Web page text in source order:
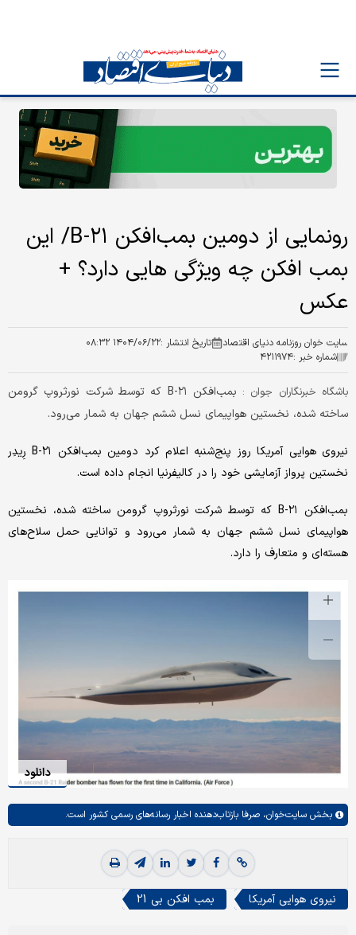
رونمایی از دومین بمب‌افکن B-۲۱/ این
بمب افکن چه ویژگی هایی دارد؟ +
عکس
سایت خوان روزنامه دنیای اقتصاد تاریخ انتشار :۱۴۰۴/۰۶/۲۲ ۰۸:۳۲
شماره خبر :۴۲۱۱۹۷۴
باشگاه خبرنگاران جوان :
بمب‌افکن B-۲۱ که توسط شرکت نورثروپ گرومن
ساخته شده، نخستین هواپیمای نسل ششم جهان به شمار می‌رود.
نیروی هوایی آمریکا روز پنج‌شنبه اعلام کرد دومین بمب‌افکن B-۲۱ رِیدِر
نخستین پرواز آزمایشی خود را در کالیفرنیا انجام داده است.
بمب‌افکن B-۲۱ که توسط شرکت نورثروپ گرومن ساخته شده، نخستین
هواپیمای نسل ششم جهان به شمار می‌رود و توانایی حمل سلاح‌های
هسته‌ای و متعارف را دارد.
دانلود
بخش سایت‌خوان، صرفا بازتاب‌دهنده اخبار رسانه‌های رسمی کشور است.
نیروی هوایی آمریکا بمب افکن بی 21